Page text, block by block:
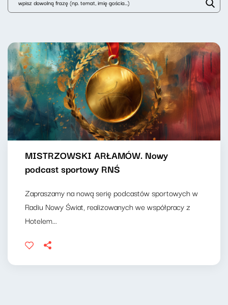
MISTRZOWSKI ARŁAMÓW. Nowy
podcast sportowy RNŚ
Zapraszamy na nową serię podcastów sportowych w
Radiu Nowy Świat, realizowanych we współpracy z
Hotelem...